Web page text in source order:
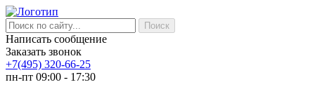
Написать сообщение
Заказать звонок
+7(495) 320-66-25
пн-пт 09:00 - 17:30